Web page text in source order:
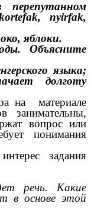
nyirfak,
яблоки.
Объясните
языка;
долготу
на материале
занимательны,
вопрос или
понимания
задания
речь. Какие
в основе этой